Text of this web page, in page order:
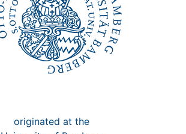
originated at the